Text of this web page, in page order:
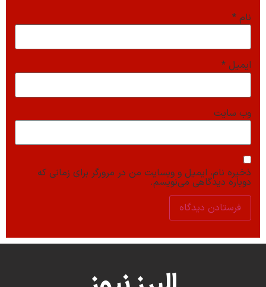
نام *
ایمیل *
وب‌ سایت
ذخیره نام، ایمیل و وبسایت من در مرورگر برای زمانی که
دوباره دیدگاهی می‌نویسم.